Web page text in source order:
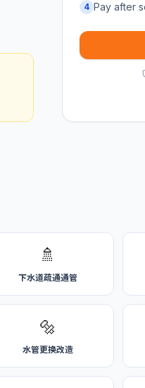
4 Pay after
🚿
下水道疏通通管
🔩
水管更换改造